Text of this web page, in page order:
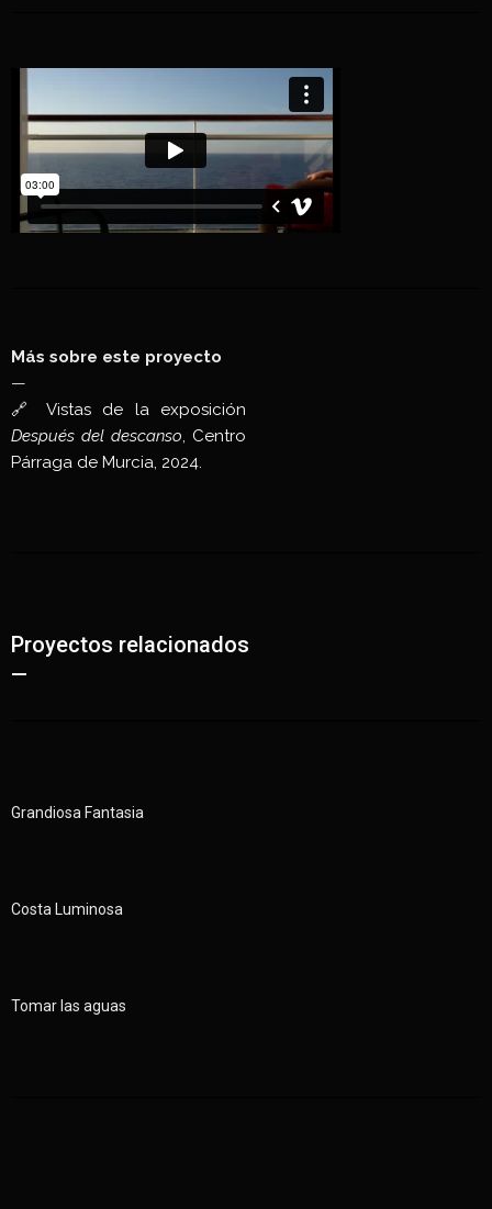
Más sobre este proyecto
—
🔗 Vistas de la exposición
Después del descanso, Centro
Párraga de Murcia, 2024.
Proyectos relacionados
—
Grandiosa Fantasia
Costa Luminosa
Tomar las aguas